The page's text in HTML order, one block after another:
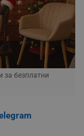
за безплатни